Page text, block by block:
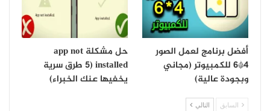
أفضل برنامج لعمل الصور
4*6 للكمبيوتر (مجاني
وبجودة عالية)
حل مشكلة app not
installed (5 طرق سرية
يخفيها عنك الخبراء)
السابق التالي